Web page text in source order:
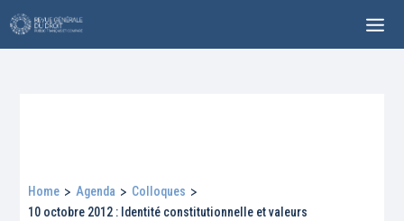
Home > Agenda > Colloques >
10 octobre 2012 : Identité constitutionnelle et valeurs